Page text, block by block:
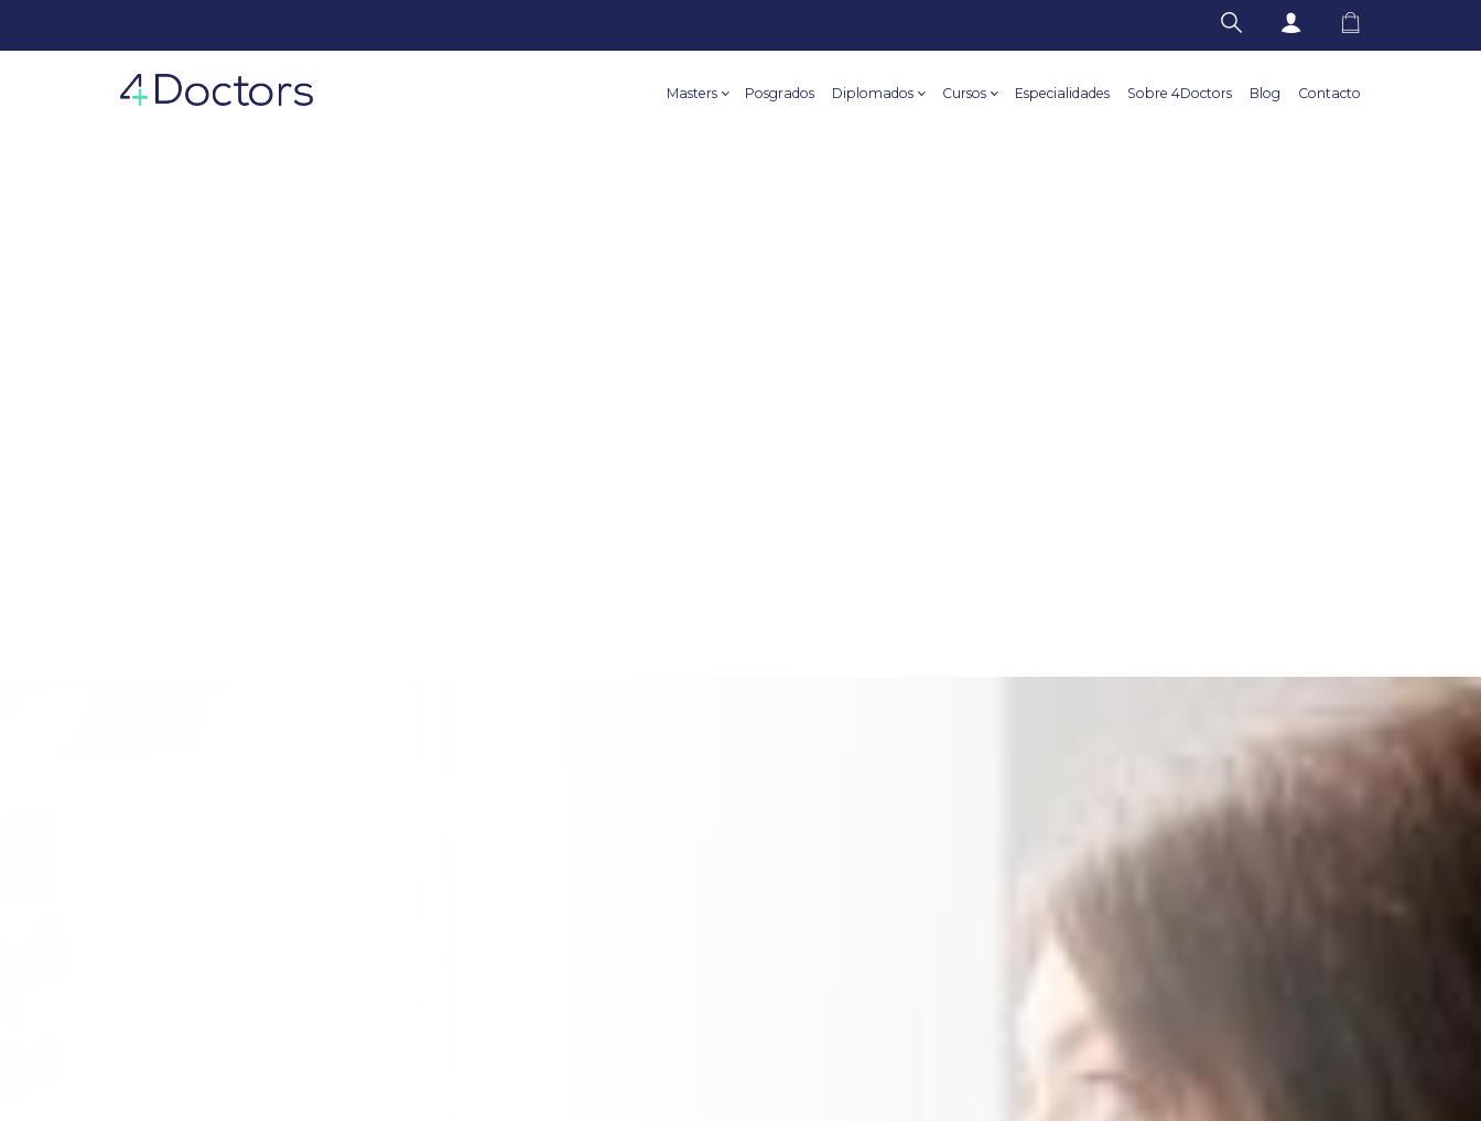
Masters Posgrados Diplomados Cursos Especialidades Sobre 4Doctors Blog Contacto